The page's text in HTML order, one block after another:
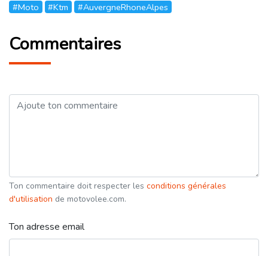
#Moto #Ktm #AuvergneRhoneAlpes
Commentaires
Ton commentaire doit respecter les conditions générales
d'utilisation de motovolee.com.
Ton adresse email